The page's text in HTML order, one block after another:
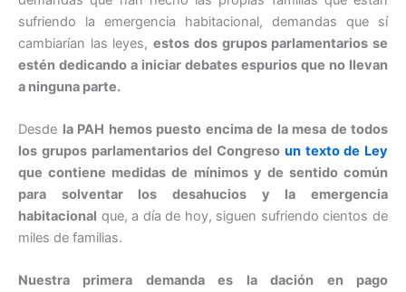
sufriendo la emergencia habitacional, demandas que sí
cambiarían las leyes,estos dos grupos parlamentarios se
estén dedicando a iniciar debates espurios que no llevan
a ninguna parte.
Desde la PAH hemos puesto encima de la mesa de todos
los grupos parlamentarios del Congreso un texto de Ley
que contiene medidas de mínimos y de sentido común
para solventar los desahucios y la emergencia
habitacional que, a día de hoy, siguen sufriendo cientos de
miles de familias.
Nuestra primera demanda es la dación en pago